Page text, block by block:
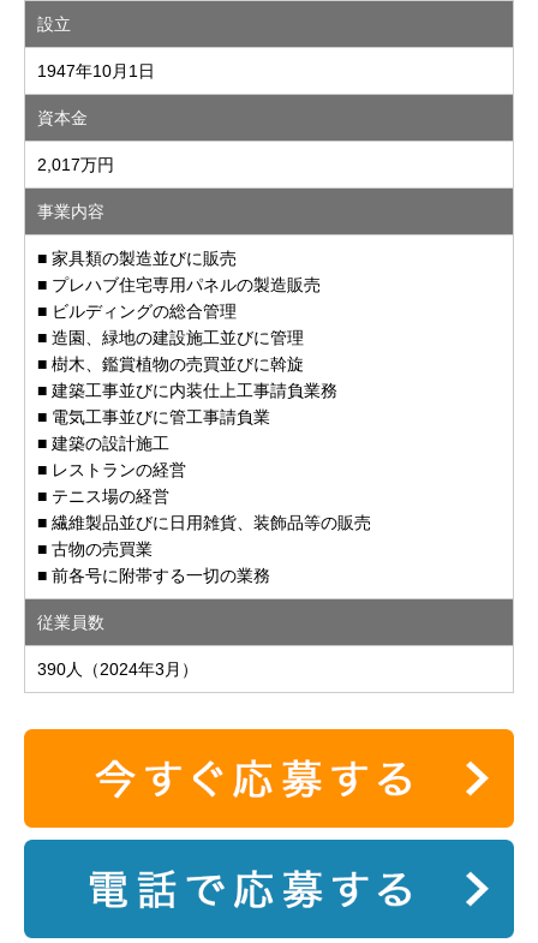
設立
1947年10月1日
資本金
2,017万円
事業内容
■ 家具類の製造並びに販売
■ プレハブ住宅専用パネルの製造販売
■ ビルディングの総合管理
■ 造園、緑地の建設施工並びに管理
■ 樹木、鑑賞植物の売買並びに斡旋
■ 建築工事並びに内装仕上工事請負業務
■ 電気工事並びに管工事請負業
■ 建築の設計施工
■ レストランの経営
■ テニス場の経営
■ 繊維製品並びに日用雑貨、装飾品等の販売
■ 古物の売買業
■ 前各号に附帯する一切の業務
従業員数
390人（2024年3月）